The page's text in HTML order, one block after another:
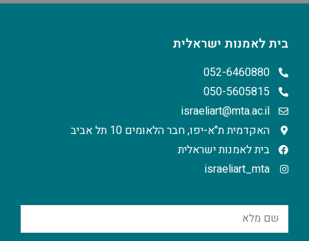
בית לאמנות ישראלית
052-6460880
050-5605815
israeliart@mta.ac.il
האקדמית ת"א-יפו, חבר הלאומים 10 תל אביב
בית לאמנות ישראלית
israeliart_mta